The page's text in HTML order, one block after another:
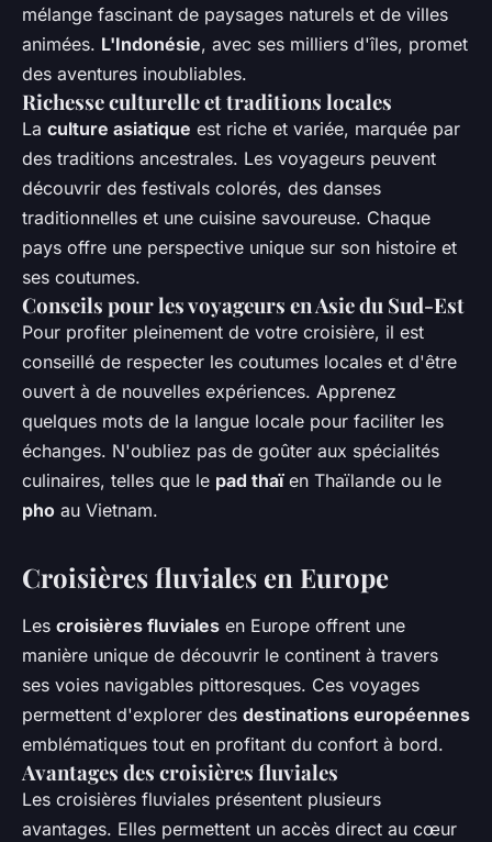
mélange fascinant de paysages naturels et de villes
animées. L'Indonésie, avec ses milliers d'îles, promet
des aventures inoubliables.
Richesse culturelle et traditions locales
La culture asiatique est riche et variée, marquée par
des traditions ancestrales. Les voyageurs peuvent
découvrir des festivals colorés, des danses
traditionnelles et une cuisine savoureuse. Chaque
pays offre une perspective unique sur son histoire et
ses coutumes.
Conseils pour les voyageurs en Asie du Sud-Est
Pour profiter pleinement de votre croisière, il est
conseillé de respecter les coutumes locales et d'être
ouvert à de nouvelles expériences. Apprenez
quelques mots de la langue locale pour faciliter les
échanges. N'oubliez pas de goûter aux spécialités
culinaires, telles que le pad thaïen Thaïlande ou le
pho au Vietnam.
Croisières fluviales en Europe
Les croisières fluviales en Europe offrent une
manière unique de découvrir le continent à travers
ses voies navigables pittoresques. Ces voyages
permettent d'explorer des destinations européennes
emblématiques tout en profitant du confort à bord.
Avantages des croisières fluviales
Les croisières fluviales présentent plusieurs
avantages. Elles permettent un accès direct au cœur